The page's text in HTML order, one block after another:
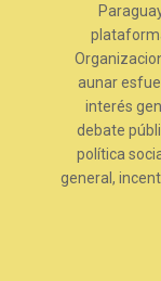
aunar
interés
debate
política
general,